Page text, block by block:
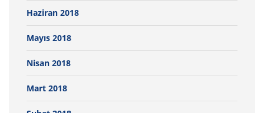
Haziran 2018
Mayıs 2018
Nisan 2018
Mart 2018